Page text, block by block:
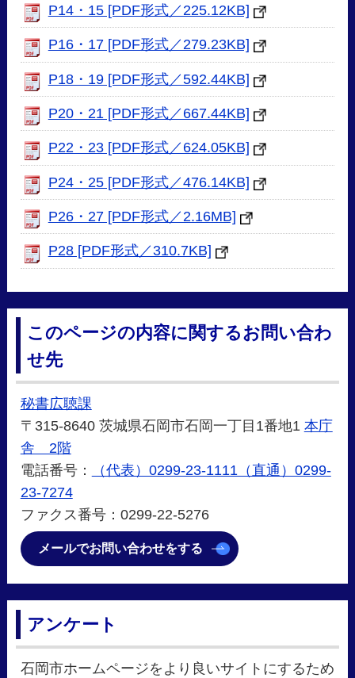
P14・15 [PDF形式／225.12KB]
P16・17 [PDF形式／279.23KB]
P18・19 [PDF形式／592.44KB]
P20・21 [PDF形式／667.44KB]
P22・23 [PDF形式／624.05KB]
P24・25 [PDF形式／476.14KB]
P26・27 [PDF形式／2.16MB]
P28 [PDF形式／310.7KB]
このページの内容に関するお問い合わ
せ先
秘書広聴課
〒315-8640 茨城県石岡市石岡一丁目1番地1 本庁
舎 2階
電話番号：
（代表）0299-23-1111（直通）0299-
23-7274
ファクス番号：0299-22-5276
メールでお問い合わせをする
アンケート
石岡市ホームページをより良いサイトにするため